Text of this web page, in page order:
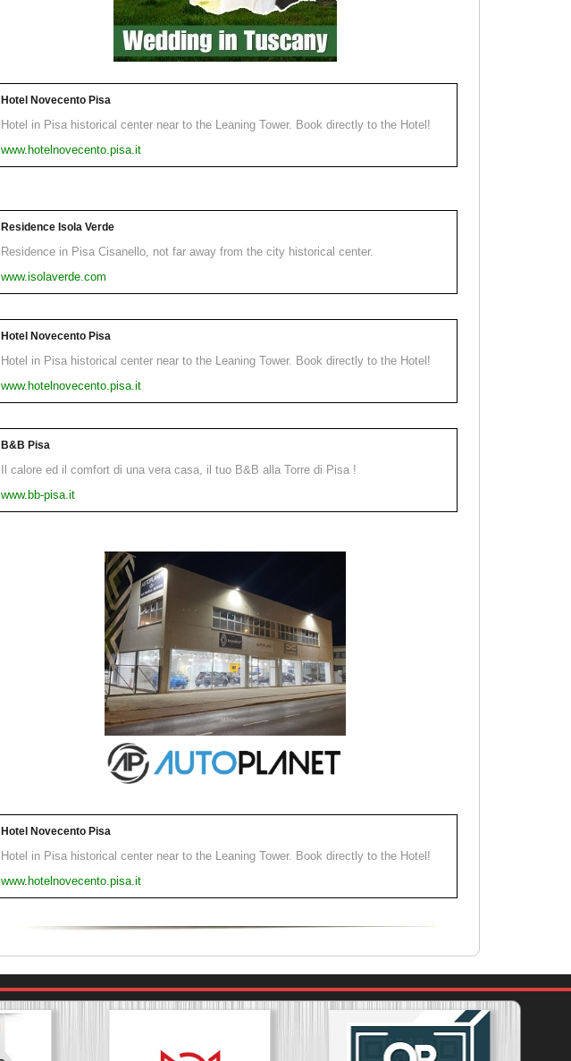
Hotel Novecento Pisa
Hotel in Pisa historical center near to the Leaning Tower. Book directly to the Hotel!
www.hotelnovecento.pisa.it
Residence Isola Verde
Residence in Pisa Cisanello, not far away from the city historical center.
www.isolaverde.com
Hotel Novecento Pisa
Hotel in Pisa historical center near to the Leaning Tower. Book directly to the Hotel!
www.hotelnovecento.pisa.it
B&B Pisa
Il calore ed il comfort di una vera casa, il tuo B&B alla Torre di Pisa !
www.bb-pisa.it
Hotel Novecento Pisa
Hotel in Pisa historical center near to the Leaning Tower. Book directly to the Hotel!
www.hotelnovecento.pisa.it